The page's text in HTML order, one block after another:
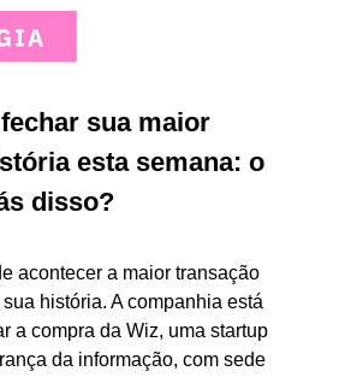
sua maior
esta semana: o
disso?
acontecer a maior transação
história. A companhia está
a compra da Wiz, uma startup
da informação, com sede